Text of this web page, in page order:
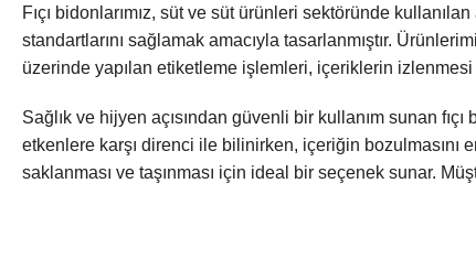
Fıçı bidonlarımız, süt ve süt ürünleri sektöründe
standartlarını sağlamak amacıyla tasarlanmıştır.
üzerinde yapılan etiketleme işlemleri, içeriklerin izlenmesi
Sağlık ve hijyen açısından güvenli bir kullanım sunan
etkenlere karşı direnci ile bilinirken, içeriğin bozulmasını
saklanması ve taşınması için ideal bir seçenek sunar.